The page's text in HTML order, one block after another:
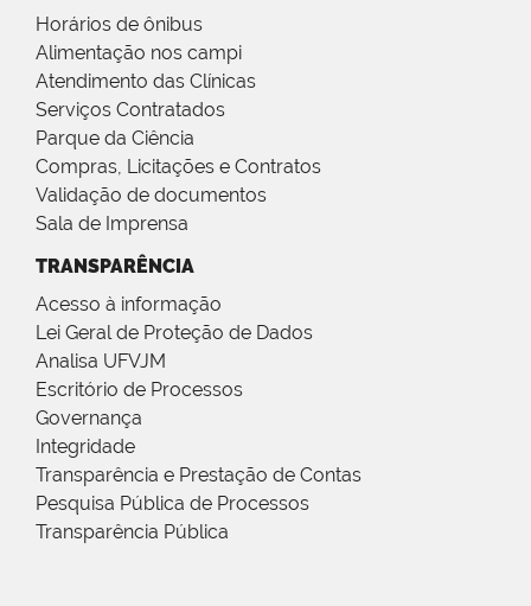
Horários de ônibus
Alimentação nos campi
Atendimento das Clínicas
Serviços Contratados
Parque da Ciência
Compras, Licitações e Contratos
Validação de documentos
Sala de Imprensa
TRANSPARÊNCIA
Acesso à informação
Lei Geral de Proteção de Dados
Analisa UFVJM
Escritório de Processos
Governança
Integridade
Transparência e Prestação de Contas
Pesquisa Pública de Processos
Transparência Pública